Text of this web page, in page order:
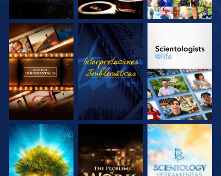
EXPLORA LAS
SERIES
VE
EXPLORA LAS
EXPLORA LAS
SERIES
EXPLORA LAS
SERIES
EXPLORA LAS
SERIES